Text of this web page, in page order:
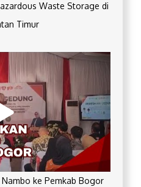
Waste Storage di
Timur
ke Pemkab Bogor